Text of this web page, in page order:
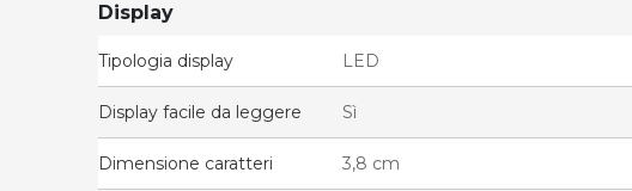
Display
Tipologia display LED
Display facile da leggere Sì
Dimensione caratteri 3,8 cm